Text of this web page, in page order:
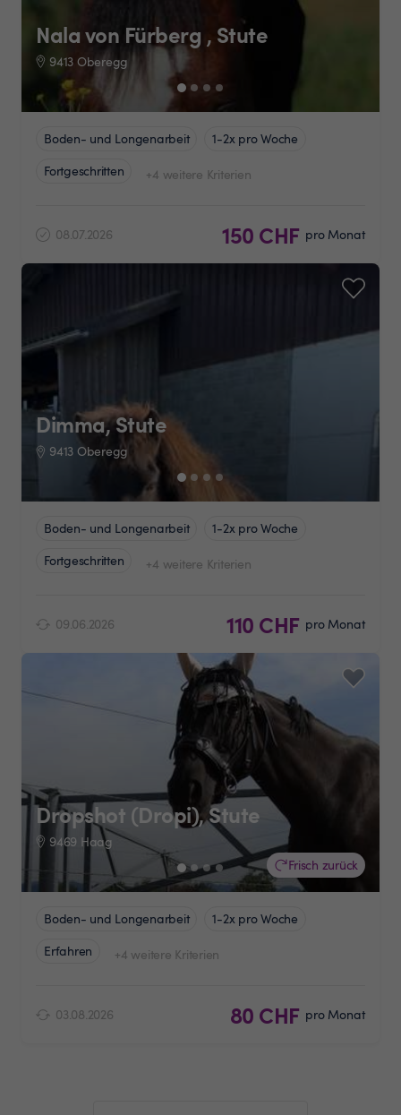
Nala von Fürberg , Stute
9413 Oberegg
Boden- und Longenarbeit
1-2x pro Woche
Fortgeschritten
+4 weitere Kriterien
08.07.2026 150 CHF pro Monat
Dimma, Stute
9413 Oberegg
Boden- und Longenarbeit
1-2x pro Woche
Fortgeschritten
+4 weitere Kriterien
09.06.2026 110 CHF pro Monat
Frisch zurück
Dropshot (Dropi), Stute
9469 Haag
Boden- und Longenarbeit
1-2x pro Woche
Erfahren
+4 weitere Kriterien
03.08.2026 80 CHF pro Monat